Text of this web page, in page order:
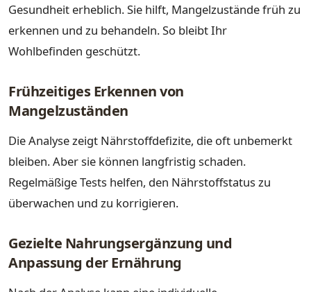
Gesundheit erheblich. Sie hilft, Mangelzustände früh zu
erkennen und zu behandeln. So bleibt Ihr
Wohlbefinden geschützt.
Frühzeitiges Erkennen von
Mangelzuständen
Die Analyse zeigt Nährstoffdefizite, die oft unbemerkt
bleiben. Aber sie können langfristig schaden.
Regelmäßige Tests helfen, den Nährstoffstatus zu
überwachen und zu korrigieren.
Gezielte Nahrungsergänzung und
Anpassung der Ernährung